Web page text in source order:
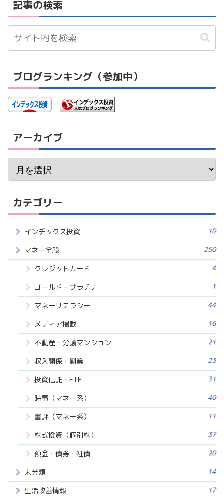
記事の検索
ブログランキング（参加中）
アーカイブ
カテゴリー
インデックス投資 10
マネー全般 250
クレジットカード 4
ゴールド・プラチナ 1
マネーリテラシー 44
メディア掲載 16
不動産・分譲マンション 21
収入関係・副業 23
投資信託・ETF 31
時事（マネー系） 40
書評（マネー系） 11
株式投資（個別株） 37
預金・債券・社債 20
未分類 14
生活改善情報 17